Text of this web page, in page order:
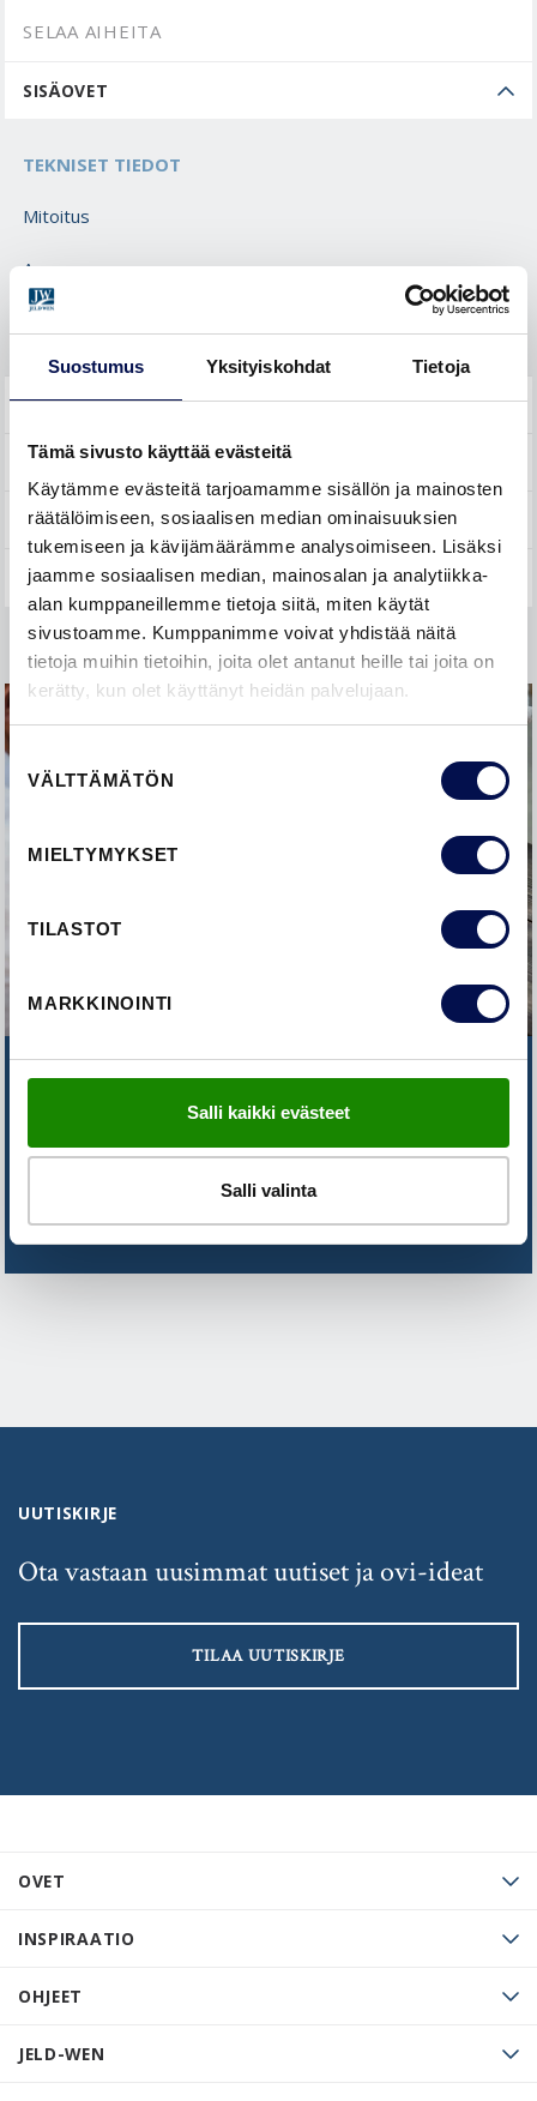
Suostumus Yksityiskohdat Tietoja
Tämä sivusto käyttää evästeitä
Käytämme evästeitä tarjoamamme sisällön ja mainosten
räätälöimiseen, sosiaalisen median ominaisuuksien
tukemiseen ja kävijämäärämme analysoimiseen. Lisäksi
jaamme sosiaalisen median, mainosalan ja analytiikka-
alan kumppaneillemme tietoja siitä, miten käytät
sivustoamme. Kumppanimme voivat yhdistää näitä
tietoja muihin tietoihin, joita olet antanut heille tai joita on
kerätty, kun olet käyttänyt heidän palvelujaan.
Suostumuksen
valinta
VÄLTTÄMÄTÖN
MIELTYMYKSET
TILASTOT
MARKKINOINTI
Salli kaikki evästeet
Salli valinta
SELAA AIHEITA
SISÄOVET
TEKNISET TIEDOT
Mitoitus
Asennus
LIUKUOVET
ULKO-OVET
YLEISTÄ
ETKÖ LÖYDÄ VASTAUSTA
KYSYMYKSEESI?
OVET
INSPIRAATIO
OHJEET
JELD-WEN
UUTISKIRJE
Ota vastaan uusimmat uutiset ja ovi-ideat
TILAA UUTISKIRJE